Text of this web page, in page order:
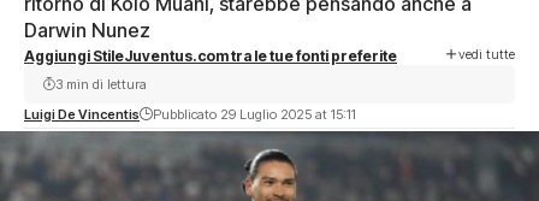
Darwin Nunez
Aggiungi StileJuventus.com tra le tue fonti preferite vedi tutte
Luigi De Vincentis Pubblicato 29 Luglio 2025 at 15:11
3 min di lettura